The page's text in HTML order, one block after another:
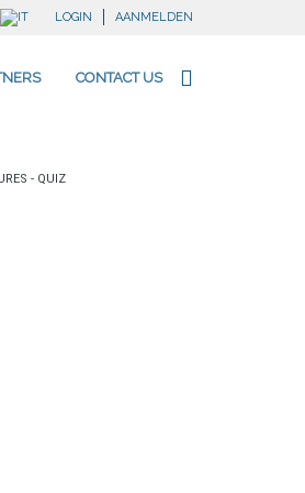
LOGIN AANMELDEN
CONTACT US
- QUIZ